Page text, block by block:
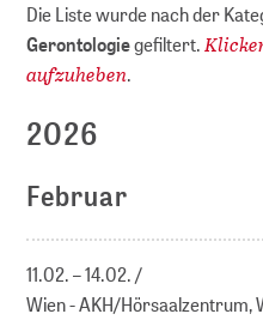
Die Liste wurde nach der
Gerontologiegefiltert.
aufzuheben.
2026
Februar
11.02. – 14.02.
Wien - AKH/Hörsaalzentrum,